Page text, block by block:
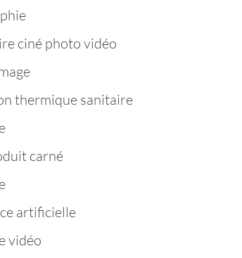
ciné photo vidéo
thermique sanitaire
carné
artificielle
vidéo